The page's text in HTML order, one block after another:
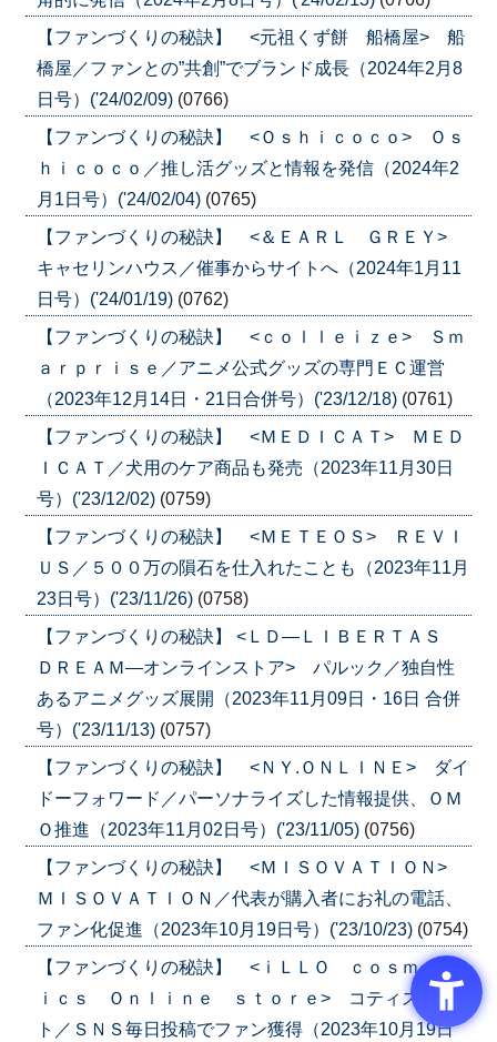
【ファンづくりの秘訣】 <元祖くず餅 船橋屋> 船
橋屋／ファンとの”共創”でブランド成長（2024年2月8
日号）('24/02/09) (0766)
【ファンづくりの秘訣】 <Ｏｓｈｉｃｏｃｏ> Ｏｓ
ｈｉｃｏｃｏ／推し活グッズと情報を発信（2024年2
月1日号）('24/02/04) (0765)
【ファンづくりの秘訣】 <＆ＥＡＲＬ ＧＲＥＹ>
キャセリンハウス／催事からサイトへ（2024年1月11
日号）('24/01/19) (0762)
【ファンづくりの秘訣】 <ｃｏｌｌｅｉｚｅ> Ｓｍ
ａｒｐｒｉｓｅ／アニメ公式グッズの専門ＥＣ運営
（2023年12月14日・21日合併号）('23/12/18) (0761)
【ファンづくりの秘訣】 <ＭＥＤＩＣＡＴ> ＭＥＤ
ＩＣＡＴ／犬用のケア商品も発売（2023年11月30日
号）('23/12/02) (0759)
【ファンづくりの秘訣】 <ＭＥＴＥＯＳ> ＲＥＶＩ
ＵＳ／５００万の隕石を仕入れたことも（2023年11月
23日号）('23/11/26) (0758)
【ファンづくりの秘訣】 <ＬＤ―ＬＩＢＥＲＴＡＳ
ＤＲＥＡＭ―オンラインストア> パルック／独自性
あるアニメグッズ展開（2023年11月09日・16日 合併
号）('23/11/13) (0757)
【ファンづくりの秘訣】 <ＮＹ.ＯＮＬＩＮＥ> ダイ
ドーフォワード／パーソナライズした情報提供、ＯＭ
Ｏ推進（2023年11月02日号）('23/11/05) (0756)
【ファンづくりの秘訣】 <ＭＩＳＯＶＡＴＩＯＮ>
ＭＩＳＯＶＡＴＩＯＮ／代表が購入者にお礼の電話、
ファン化促進（2023年10月19日号）('23/10/23) (0754)
【ファンづくりの秘訣】 <ｉＬＬＯ ｃｏｓｍｅｔ
ｉｃｓ Ｏｎｌｉｎｅ ｓｔｏｒｅ> コティスエル
ト／ＳＮＳ毎日投稿でファン獲得（2023年10月19日